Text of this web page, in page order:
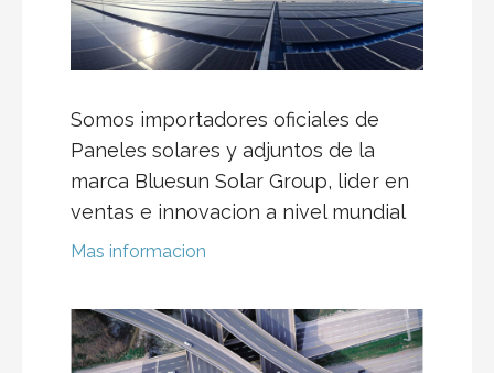
Somos importadores oficiales de
Paneles solares y adjuntos de la
marca Bluesun Solar Group, lider en
ventas e innovacion a nivel mundial
Mas informacion